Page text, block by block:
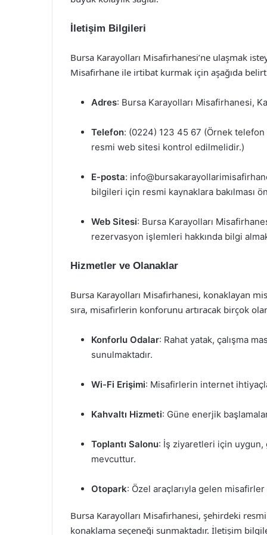
İletişim Bilgileri
Bursa Karayolları Misafirhanesi’ne ulaşmak
Misafirhane ile irtibat kurmak için aşağıda
Adres: Bursa Karayolları Misafirhanesi,
Telefon: (0224) 123 45 67 (Örnek
resmi web sitesi kontrol edilmelidir.)
E-posta:
bilgileri için resmi kaynaklara bakılması
Web Sitesi: Bursa Karayolları
rezervasyon işlemleri hakkında bilgi
Hizmetler ve Olanaklar
Bursa Karayolları Misafirhanesi, konaklayan
sıra, misafirlerin konforunu artıracak birçok
Konforlu Odalar: Rahat yatak, çalışma
sunulmaktadır.
Wi-Fi Erişimi: Misafirlerin internet
Kahvaltı Hizmeti: Güne enerjik
Toplantı Salonu: İş ziyaretleri için uygun,
mevcuttur.
Otopark: Özel araçlarıyla gelen
Bursa Karayolları Misafirhanesi, şehirdeki
konaklama seçeneği sunmaktadır. İletişim